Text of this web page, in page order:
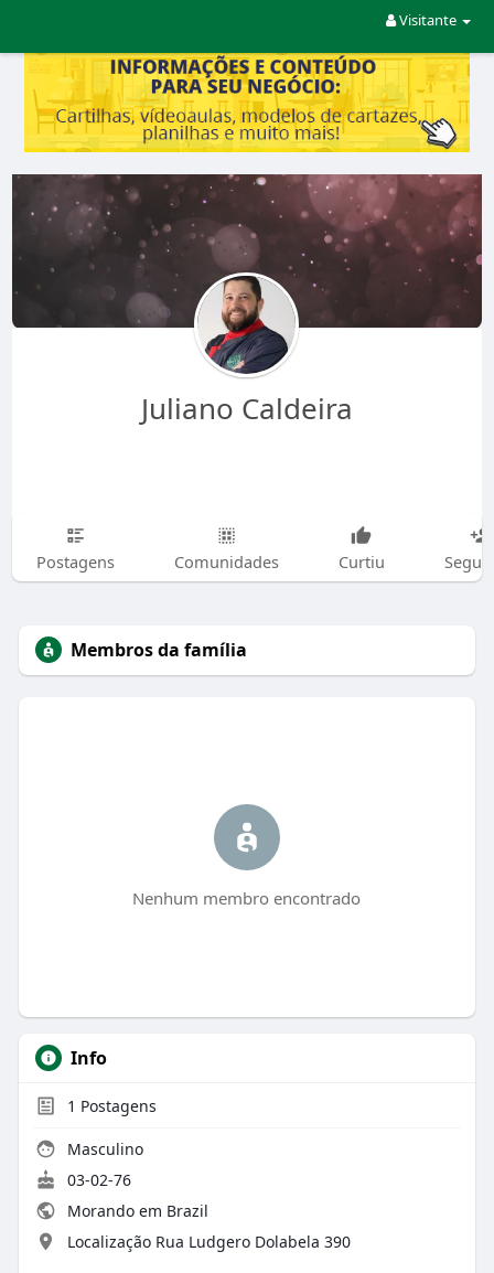
Visitante
Juliano Caldeira
Postagens Comunidades Curtiu
Membros da família
Nenhum membro encontrado
Info
1 Postagens
Masculino
03-02-76
Morando em Brazil
Localização Rua Ludgero Dolabela 390